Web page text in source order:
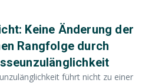
Keine Änderung der
Rangfolge durch
führt nicht zu einer